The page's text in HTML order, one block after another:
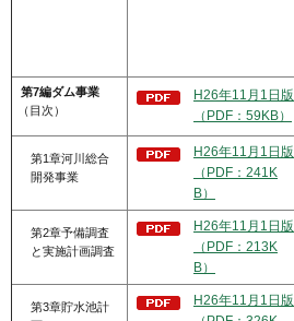
第7編ダム事業
（目次）
H26年11月1日版
（PDF：59KB）
第1章河川総合
開発事業
H26年11月1日版
（PDF：241K
B）
第2章予備調査
と実施計画調査
H26年11月1日版
（PDF：213K
B）
第3章貯水池計
H26年11月1日版